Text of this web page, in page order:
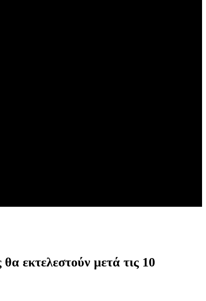
εκτελεστούν μετά τις 10